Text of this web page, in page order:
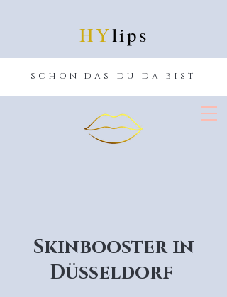
schön das du da bist
HYlips
Skinbooster in
Düsseldorf